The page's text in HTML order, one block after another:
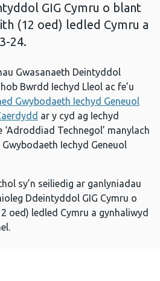
GIG Cymru o blant
(12 oed) ledled Cymru a
24.
Gwasanaeth Deintyddol
Bwrdd Iechyd Lleol ac fe’u
Gwybodaeth Iechyd Geneuol
ar y cyd ag Iechyd
‘Adroddiad Technegol’ manylach
Iechyd Geneuol
sy’n seiliedig ar ganlyniadau
Ddeintyddol GIG Cymru o
oed) ledled Cymru a gynhaliwyd